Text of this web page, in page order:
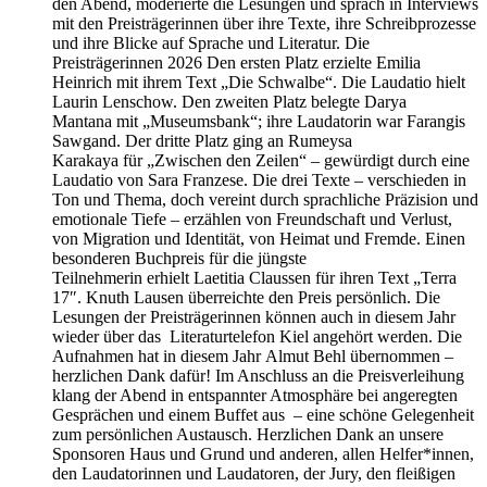
den Abend, moderierte die Lesungen und sprach in Interviews
mit den Preisträgerinnen über ihre Texte, ihre Schreibprozesse
und ihre Blicke auf Sprache und Literatur. Die
Preisträgerinnen 2026 Den ersten Platz erzielte Emilia
Heinrich mit ihrem Text „Die Schwalbe“. Die Laudatio hielt
Laurin Lenschow. Den zweiten Platz belegte Darya
Mantana mit „Museumsbank“; ihre Laudatorin war Farangis
Sawgand. Der dritte Platz ging an Rumeysa
Karakaya für „Zwischen den Zeilen“ – gewürdigt durch eine
Laudatio von Sara Franzese. Die drei Texte – verschieden in
Ton und Thema, doch vereint durch sprachliche Präzision und
emotionale Tiefe – erzählen von Freundschaft und Verlust,
von Migration und Identität, von Heimat und Fremde. Einen
besonderen Buchpreis für die jüngste
Teilnehmerin erhielt Laetitia Claussen für ihren Text „Terra
17″. Knuth Lausen überreichte den Preis persönlich. Die
Lesungen der Preisträgerinnen können auch in diesem Jahr
wieder über das Literaturtelefon Kiel angehört werden. Die
Aufnahmen hat in diesem Jahr Almut Behl übernommen –
herzlichen Dank dafür! Im Anschluss an die Preisverleihung
klang der Abend in entspannter Atmosphäre bei angeregten
Gesprächen und einem Buffet aus – eine schöne Gelegenheit
zum persönlichen Austausch. Herzlichen Dank an unsere
Sponsoren Haus und Grund und anderen, allen Helfer*innen,
den Laudatorinnen und Laudatoren, der Jury, den fleißigen